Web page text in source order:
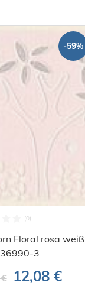
-59%
Floral rosa weiß
3
12,08 €